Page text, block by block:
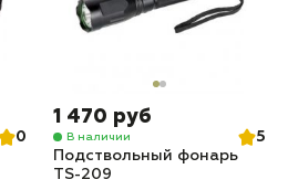
0
1 470 руб
В наличии
5
Подствольный фонарь
TS-209